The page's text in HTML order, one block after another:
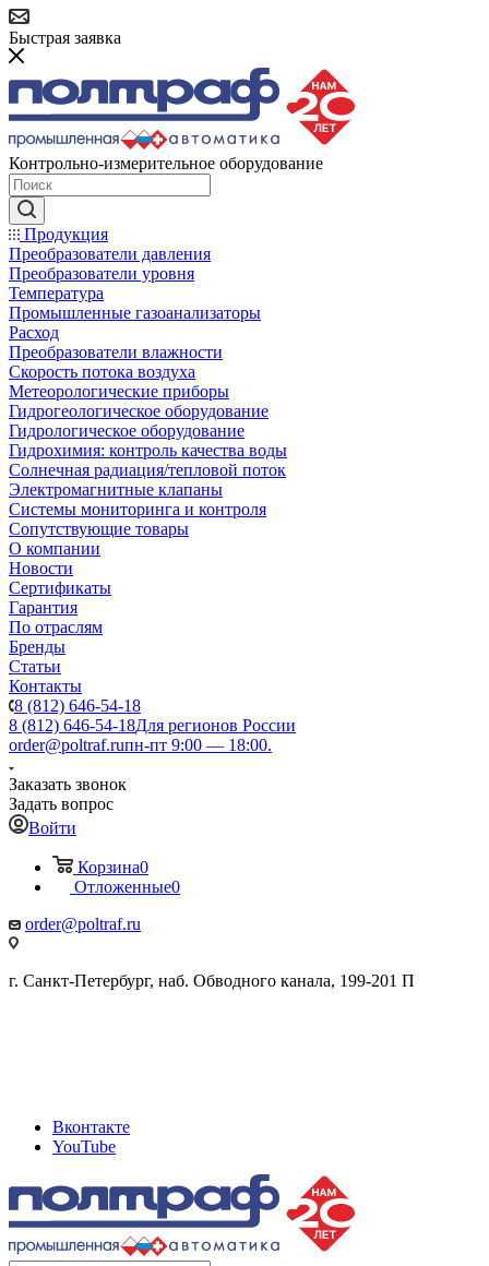
Быстрая заявка
Контрольно-измерительное оборудование
Продукция
Преобразователи давления
Преобразователи уровня
Температура
Промышленные газоанализаторы
Расход
Преобразователи влажности
Скорость потока воздуха
Метеорологические приборы
Гидрогеологическое оборудование
Гидрологическое оборудование
Гидрохимия: контроль качества воды
Солнечная радиация/тепловой поток
Электромагнитные клапаны
Системы мониторинга и контроля
Сопутствующие товары
О компании
Новости
Сертификаты
Гарантия
По отраслям
Бренды
Статьи
Контакты
8 (812) 646-54-18
8 (812) 646-54-18Для регионов России
order@poltraf.ruпн-пт 9:00 — 18:00.
Заказать звонок
Задать вопрос
Войти
Корзина0
Отложенные0
order@poltraf.ru
г. Санкт-Петербург, наб. Обводного канала, 199-201 П
Вконтакте
YouTube